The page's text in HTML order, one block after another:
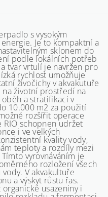
s vysokým
Je to kompaktní a
sklonem do
podle lokálních potřeb
tvar vrtulí je navržen pro
rychlost umožňuje
živočichy v akvakutuře
životní prostředí na
a stratifikaci v
10.000 m2 za použití
rozšířit operace
schopnen udržet
i ve velkých
kvality vody,
teploty a rozdíly mezi
vyrovnáváním je
rozložení všech
V akvakultuře
a výskyt růstu řas.
usazeniny i